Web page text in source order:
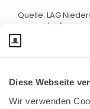
Diese Webseite
Wir verwenden
Quelle: LAG
TaBV 81/23)